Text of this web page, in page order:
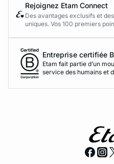
Rejoignez Etam Connect
Des avantages exclusifs et
uniques. Vos 100 premiers
Entreprise certifiée
Etam fait partie d’un
service des humains et